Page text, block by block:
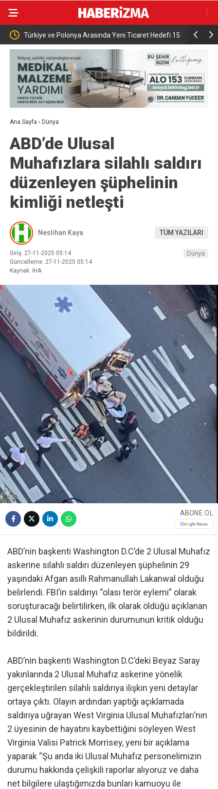
hak Türkiye ve Polonya Arasında Yeni Ticaret Hedefi 15
Milyar Dolar Pazarda
Ana Sayfa › Dünya
ABD’de Ulusal
Muhafızlara silahlı saldırı
düzenleyen şüphelinin
kimliği netleşti
Neslihan Kaya TÜM YAZILARI
Giriş: 27-11-2025 05:14
Güncelleme: 27-11-2025 05:14
Kaynak: İHA
Dünya
ABONE OL
ABD’nin başkenti Washington D.C’de 2 Ulusal Muhafız
askerine silahlı saldırı düzenleyen şüphelinin 29
yaşındaki Afgan asıllı Rahmanullah Lakanwal olduğu
belirlendi. FBI’in saldırıyı “olası terör eylemi” olarak
soruşturacağı belirtilirken, ilk olarak öldüğü açıklanan
2 Ulusal Muhafız askerinin durumunun kritik olduğu
bildirildi.
ABD’nin başkenti Washington D.C’deki Beyaz Saray
yakınlarında 2 Ulusal Muhafız askerine yönelik
gerçekleştirilen silahlı saldırıya ilişkin yeni detaylar
ortaya çıktı. Olayın ardından yaptığı açıklamada
saldırıya uğrayan West Virginia Ulusal Muhafızları’nın
2 üyesinin de hayatını kaybettiğini söyleyen West
Virginia Valisi Patrick Morrisey, yeni bir açıklama
yaparak “Şu anda iki Ulusal Muhafız personelimizin
durumu hakkında çelişkili raporlar alıyoruz ve daha
net bilgilere ulaştığımızda bunları kamuoyu ile